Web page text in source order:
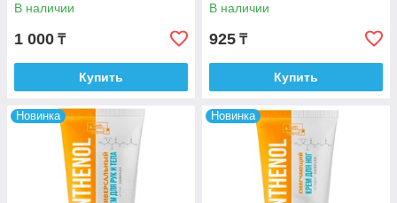
В наличии
1 000 ₸
Купить
В наличии
925 ₸
Купить
Новинка Новинка